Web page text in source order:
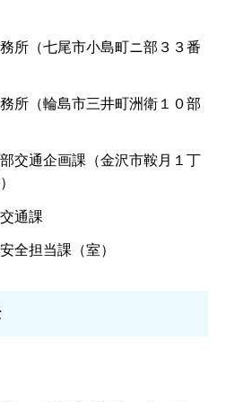
（七尾市小島町ニ部３３番
（輪島市三井町洲衛１０部
通企画課（金沢市鞍月１丁
通課
担当課（室）